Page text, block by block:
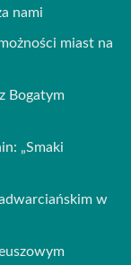
nami
miast na
Bogatym
„Smaki
w